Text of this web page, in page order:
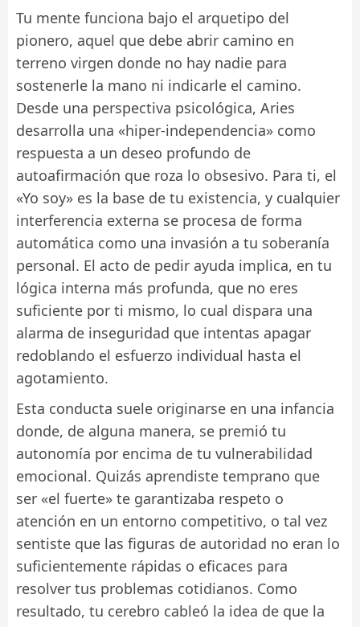
Tu mente funciona bajo el arquetipo del
pionero, aquel que debe abrir camino en
terreno virgen donde no hay nadie para
sostenerle la mano ni indicarle el camino.
Desde una perspectiva psicológica, Aries
desarrolla una «hiper-independencia» como
respuesta a un deseo profundo de
autoafirmación que roza lo obsesivo. Para ti, el
«Yo soy» es la base de tu existencia, y cualquier
interferencia externa se procesa de forma
automática como una invasión a tu soberanía
personal. El acto de pedir ayuda implica, en tu
lógica interna más profunda, que no eres
suficiente por ti mismo, lo cual dispara una
alarma de inseguridad que intentas apagar
redoblando el esfuerzo individual hasta el
agotamiento.
Esta conducta suele originarse en una infancia
donde, de alguna manera, se premió tu
autonomía por encima de tu vulnerabilidad
emocional. Quizás aprendiste temprano que
ser «el fuerte» te garantizaba respeto o
atención en un entorno competitivo, o tal vez
sentiste que las figuras de autoridad no eran lo
suficientemente rápidas o eficaces para
resolver tus problemas cotidianos. Como
resultado, tu cerebro cableó la idea de que la